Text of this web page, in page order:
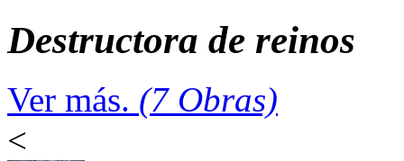
Destructora de reinos
Ver más. (7 Obras)
<